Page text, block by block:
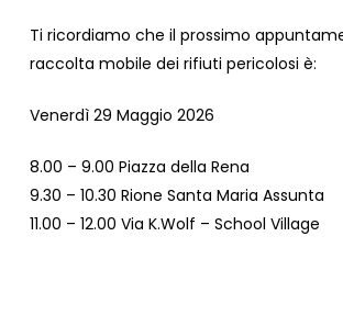
Ti ricordiamo che il prossimo
raccolta mobile dei rifiuti pericolosi è:
Venerdì 29 Maggio 2026
8.00 – 9.00 Piazza della Rena
9.30 – 10.30 Rione Santa Maria Assunta
11.00 – 12.00 Via K.Wolf – School Village